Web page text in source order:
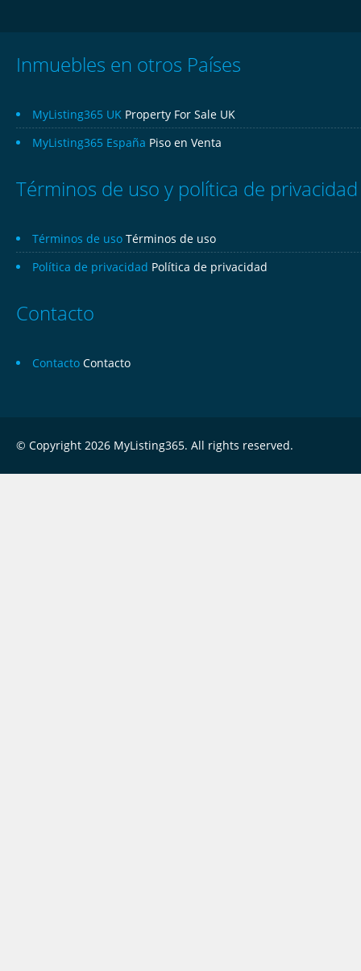
Inmuebles en otros Países
MyListing365 UK Property For Sale UK
MyListing365 España Piso en Venta
Términos de uso y política de privacidad
Términos de uso Términos de uso
Política de privacidad Política de privacidad
Contacto
Contacto Contacto
© Copyright 2026 MyListing365. All rights reserved.